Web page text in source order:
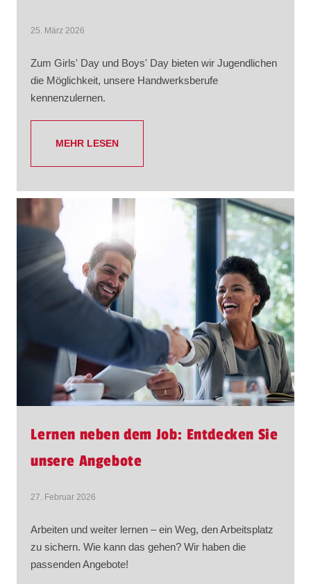
25. März 2026
Zum Girls' Day und Boys' Day bieten wir Jugendlichen
die Möglichkeit, unsere Handwerksberufe
kennenzulernen.
MEHR LESEN
Lernen neben dem Job: Entdecken Sie
unsere Angebote
27. Februar 2026
Arbeiten und weiter lernen – ein Weg, den Arbeitsplatz
zu sichern. Wie kann das gehen? Wir haben die
passenden Angebote!